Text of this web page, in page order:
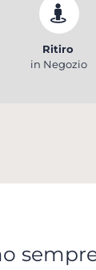
Ritiro
in Negozio